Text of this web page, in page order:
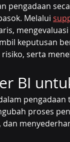
pengadaan
Melalui
keputusan
serta
BI
proses